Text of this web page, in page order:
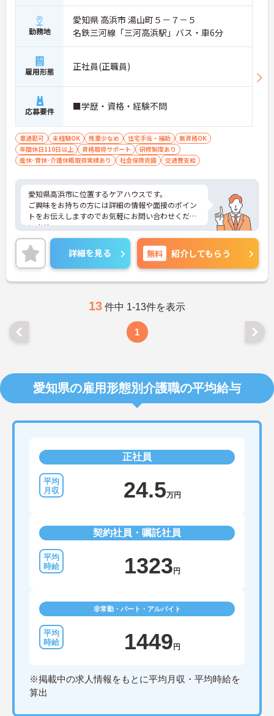
勤務地
愛知県 高浜市 湯山町５－７－５
名鉄三河線「三河高浜駅」バス・車6分
雇用形態 正社員(正職員)
応募要件 ■学歴・資格・経験不問
車通勤可 未経験OK 残業少なめ 住宅手当・補助
無資格OK
年間休日110日以上
資格取得サポート
研修制度あり
産休･育休･介護休暇取得実績あり
社会保険完備 交通費支給
愛知県高浜市に位置するケアハウスです。
ご興味をお持ちの方には詳細の情報や面接のポイン
トをお伝えしますのでお気軽にお問い合わせくださ
いませ。
詳細を見る 無料 紹介してもらう
13 件中 1-13件を表示
1
愛知県の雇用形態別介護職の平均給与
正社員
24.5万円
契約社員・嘱託社員
1323 円
非常勤・パート・アルバイト
1449 円
※掲載中の求人情報をもとに平均月収・平均時給を
算出